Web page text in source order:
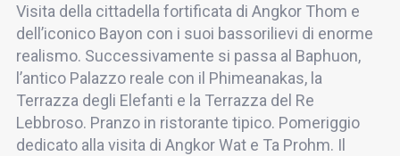
Visita della cittadella fortificata di Angkor Thom e
dell’iconico Bayon con i suoi bassorilievi di enorme
realismo. Successivamente si passa al Baphuon,
l’antico Palazzo reale con il Phimeanakas, la
Terrazza degli Elefanti e la Terrazza del Re
Lebbroso. Pranzo in ristorante tipico. Pomeriggio
dedicato alla visita di Angkor Wat e Ta Prohm. Il